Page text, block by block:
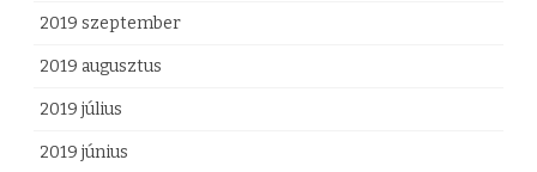
2019 szeptember
2019 augusztus
2019 július
2019 június